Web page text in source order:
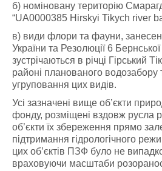
б) номіновану територію
“UA0000385 Hirskyi Tikych river
в) види флори та фауни,
України та Резолюції 6
зустрічаються в річці Гірський
районі планованого водозабору
угруповання цих видів.
Усі зазначені вище об’єкти
фонду, розміщені вздовж русла р.
об’єкти їх збереження прямо
підтримання гідрологічного
цих об’єктів ПЗФ було не
враховуючи масштаби